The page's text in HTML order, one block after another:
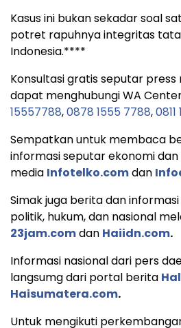
Kasus ini bukan sekadar soal
potret rapuhnya integritas
Indonesia.****
Konsultasi gratis seputar
dapat menghubungi WA
15557788,0878 1555 7788,0811
Sempatkan untuk membaca
informasi seputar ekonomi dan
media Infotelko.comdan
Simak juga berita dan
politik, hukum, dan nasional
23jam.comdan Haiidn.com.
Informasi nasional dari pers
langsumg dari portal berita
Haisumatera.com.
Untuk mengikuti